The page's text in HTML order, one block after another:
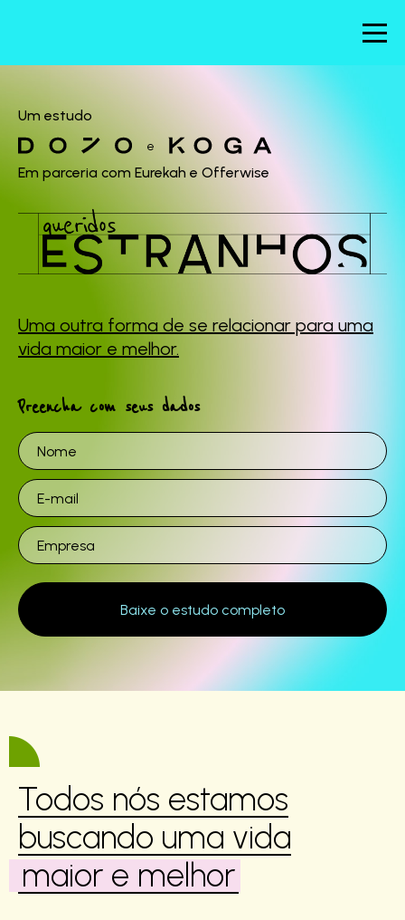
Um estudo
e
Em parceria com Eurekah e Offerwise
Uma outra forma de se relacionar para uma
vida maior e melhor.
Preencha com seus dados
Todos nós estamos
buscando uma vida
maior e melhor